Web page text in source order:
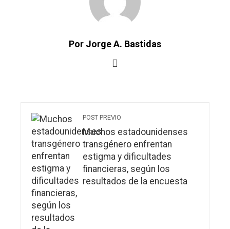
Por Jorge A. Bastidas
POST PREVIO
Muchos estadounidenses
transgénero enfrentan
estigma y dificultades
financieras, según los
resultados de la encuesta